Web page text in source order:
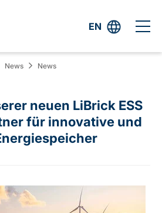
EN
News News
neuen LiBrick ESS
für innovative und